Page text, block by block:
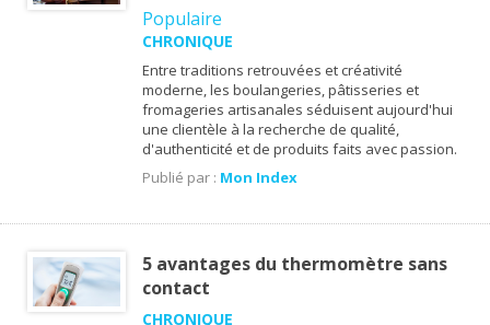
Populaire
CHRONIQUE
Entre traditions retrouvées et créativité
moderne, les boulangeries, pâtisseries et
fromageries artisanales séduisent aujourd'hui
une clientèle à la recherche de qualité,
d'authenticité et de produits faits avec passion.
Publié par : Mon Index
5 avantages du thermomètre sans
contact
CHRONIQUE